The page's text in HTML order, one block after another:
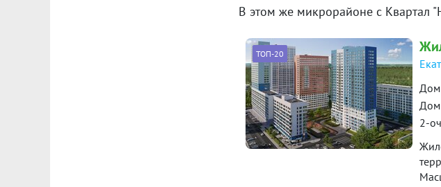
В этом же микрорайоне с Квартал
ТОП-20
Дом
2-